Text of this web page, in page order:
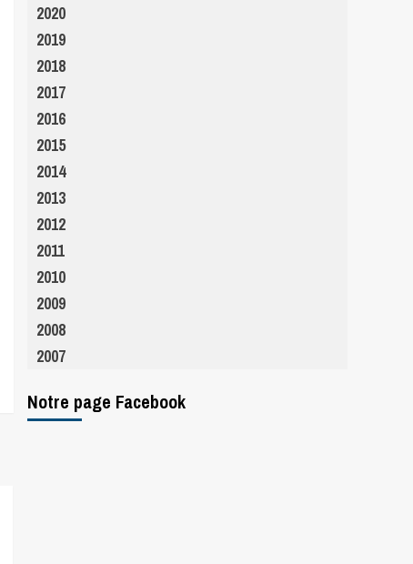
2020
2019
2018
2017
2016
2015
2014
2013
2012
2011
2010
2009
2008
2007
Notre page Facebook